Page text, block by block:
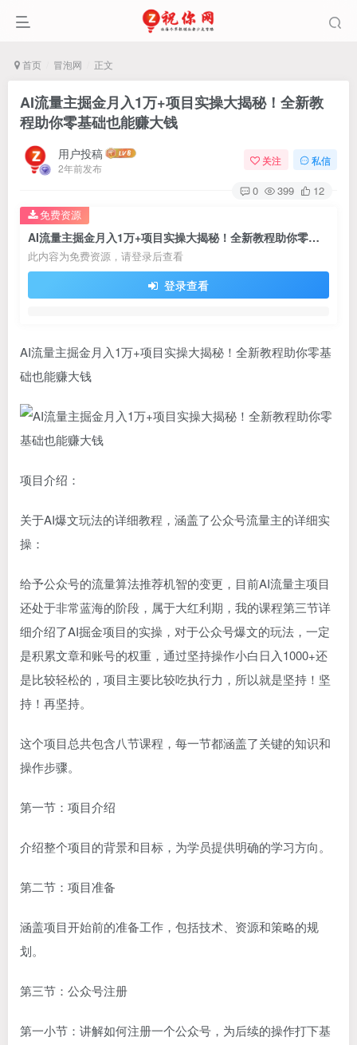
首页 冒泡网 正文
AI流量主掘金月入1万+项目实操大揭秘！全新教
程助你零基础也能赚大钱
用户投稿
2年前发布
关注 私信
0 399 12
AI流量主掘金月入1万+项目实操大揭秘！全新教程助你零基础也能赚大钱
此内容为免费资源，请登录后查看
登录查看
免费资源
AI流量主掘金月入1万+项目实操大揭秘！全新教程助你零基
础也能赚大钱
项目介绍：
关于AI爆文玩法的详细教程，涵盖了公众号流量主的详细实
操：
给予公众号的流量算法推荐机智的变更，目前AI流量主项目
还处于非常蓝海的阶段，属于大红利期，我的课程第三节详
细介绍了AI掘金项目的实操，对于公众号爆文的玩法，一定
是积累文章和账号的权重，通过坚持操作小白日入1000+还
是比较轻松的，项目主要比较吃执行力，所以就是坚持！坚
持！再坚持。
这个项目总共包含八节课程，每一节都涵盖了关键的知识和
操作步骤。
第一节：项目介绍
介绍整个项目的背景和目标，为学员提供明确的学习方向。
第二节：项目准备
涵盖项目开始前的准备工作，包括技术、资源和策略的规
划。
第三节：公众号注册
第一小节：讲解如何注册一个公众号，为后续的操作打下基